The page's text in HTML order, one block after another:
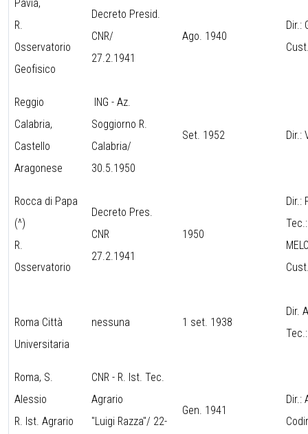
Pavia,
R.
Osservatorio
Geofisico
Decreto Presid.
CNR/
27.2.1941
Ago. 1940
Dir.:
Reggio
Calabria,
Castello
Aragonese
ING - Az.
Soggiorno R.
Calabria/
30.5.1950
Set. 1952 Dir.:
Rocca di Papa
(^)
R.
Osservatorio
Decreto Pres.
CNR
27.2.1941
1950
Dir.:
Roma Città
Universitaria
nessuna 1 set. 1938
Dir.
Roma, S.
Alessio
R. Ist. Agrario
CNR - R. Ist. Tec.
Agrario
"Luigi Razza"/ 22-
Gen. 1941
Dir.: